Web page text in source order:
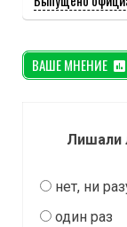
ВАШЕ МНЕНИЕ
Лишали
нет, ни
один раз